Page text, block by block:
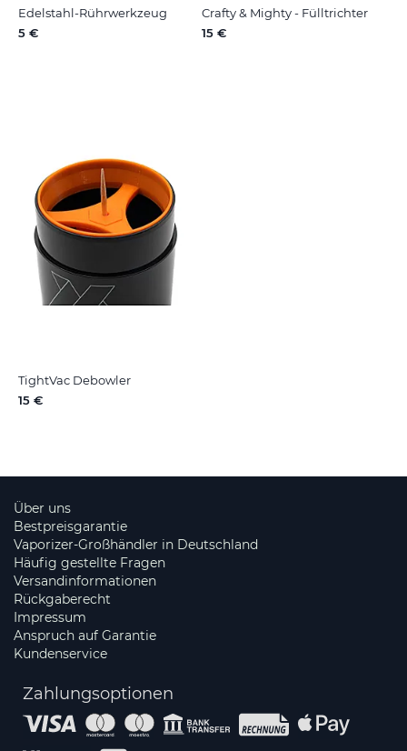
Edelstahl-Rührwerkzeug
5 €
Crafty & Mighty - Fülltrichter
15 €
TightVac Debowler
15 €
Über uns
Bestpreisgarantie
Vaporizer-Großhändler in Deutschland
Häufig gestellte Fragen
Versandinformationen
Rückgaberecht
Impressum
Anspruch auf Garantie
Kundenservice
Zahlungsoptionen